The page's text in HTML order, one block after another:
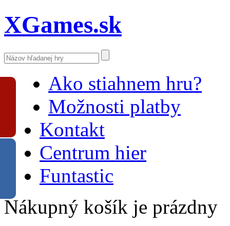
XGames.sk
Ako stiahnem hru?
Možnosti platby
Kontakt
Centrum hier
Funtastic
Nákupný košík je prázdny